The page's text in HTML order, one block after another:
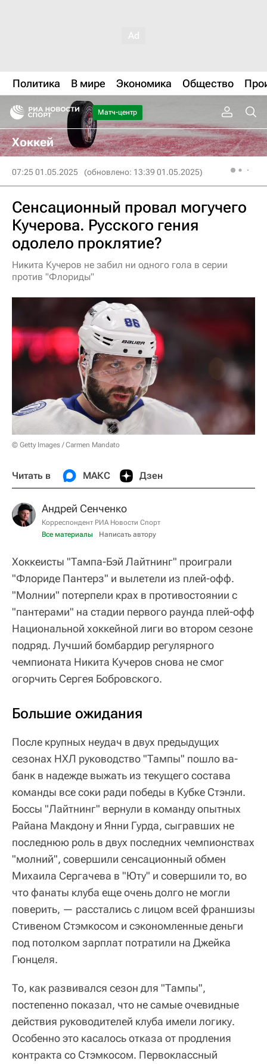
Политика В мире Экономика Общество
Матч-центр
Хоккей
07:25 01.05.2025 (обновлено: 13:39 01.05.2025)
Сенсационный провал могучего
Кучерова. Русского гения
одолело проклятие?
Никита Кучеров не забил ни одного гола в серии
против "Флориды"
© Getty Images / Carmen Mandato
Читать в МАКС Дзен
Андрей Сенченко
Корреспондент РИА Новости Спорт
Все материалы
Написать автору
Хоккеисты "Тампа-Бэй Лайтнинг" проиграли
"Флориде Пантерз" и вылетели из плей-офф.
"Молнии" потерпели крах в противостоянии с
"пантерами" на стадии первого раунда плей-офф
Национальной хоккейной лиги во втором сезоне
подряд. Лучший бомбардир регулярного
чемпионата Никита Кучеров снова не смог
огорчить Сергея Бобровского.
Большие ожидания
После крупных неудач в двух предыдущих
сезонах НХЛ руководство "Тампы" пошло ва-
банк в надежде выжать из текущего состава
команды все соки ради победы в Кубке Стэнли.
Боссы "Лайтнинг" вернули в команду опытных
Райана Макдону и Янни Гурда, сыгравших не
последнюю роль в двух последних чемпионствах
"молний", совершили сенсационный обмен
Михаила Сергачева в "Юту" и совершили то, во
что фанаты клуба еще очень долго не могли
поверить, — расстались с лицом всей франшизы
Стивеном Стэмкосом и сэкономленные деньги
под потолком зарплат потратили на Джейка
Гюнцеля.
То, как развивался сезон для "Тампы",
постепенно показал, что не самые очевидные
действия руководителей клуба имели логику.
Особенно это касалось отказа от продления
контракта со Стэмкосом. Первоклассный